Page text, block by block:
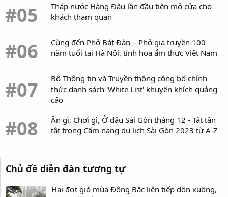
#05
Tháp nước Hàng Đậu lần đầu tiên mở cửa cho
khách tham quan
#06
Cùng đến Phở Bát Đàn – Phở gia truyền 100
năm tuổi tại Hà Nội, tinh hoa ẩm thực Việt Nam
#07
Bộ Thông tin và Truyền thông công bố chính
thức danh sách 'White List' khuyến khích quảng
cáo
#08
Ăn gì, Chơi gì, Ở đâu Sài Gòn tháng 12 - Tất tần
tật trong Cẩm nang du lịch Sài Gòn 2023 từ A-Z
Chủ đề diễn đàn tương tự
Hai đợt gió mùa Đông Bắc liên tiếp dồn xuống,